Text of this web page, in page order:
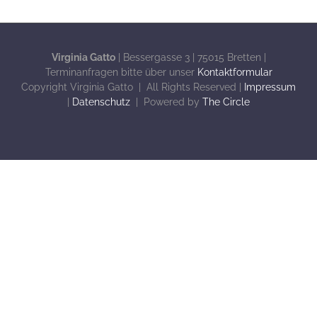
Virginia Gatto| Bessergasse 3 | 75015 Bretten |
Terminanfragen bitte über unser Kontaktformular
Copyright Virginia Gatto | All Rights Reserved |
Impressum
Datenschutz | Powered by The Circle